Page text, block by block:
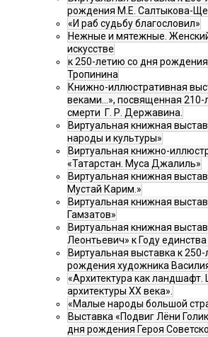
рождения М.Е. Салтыкова-
«И раб судьбу благословил»
Нежные и мятежные.
искусстве
к 250-летию со дня
Тропинина
Книжно-иллюстративная
веками…», посвященная 210-
смерти Г. Р. Державина.
Виртуальная книжная
народы и культуры»
Виртуальная книжно-
«Татарстан. Муса Джалиль»
Виртуальная книжная
Мустай Карим.»
Виртуальная книжная
Гамзатов»
Виртуальная книжная
Леонтьевич» к Году
Виртуальная выставка к
рождения художника
«Архитектура как
архитектуры XX века».
«Малые народы большой
Выставка «Подвиг Лёни
дня рождения Героя